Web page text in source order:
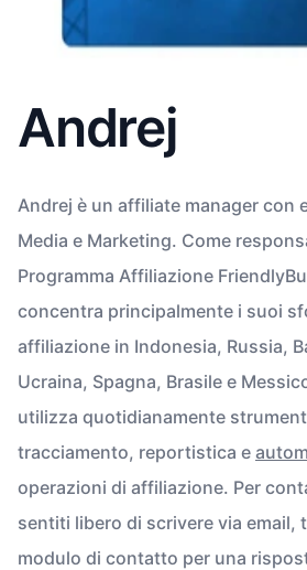
Andrej
Andrej è un affiliate manager con
Media e Marketing. Come
Programma Affiliazione
concentra principalmente i suoi
affiliazione in Indonesia, Russia,
Ucraina, Spagna, Brasile e
utilizza quotidianamente
tracciamento, reportistica e
operazioni di affiliazione. Per
sentiti libero di scrivere via email,
modulo di contatto per una